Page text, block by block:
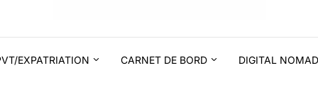
EXPATRIATION CARNET DE BORD DIGITAL NOMAD